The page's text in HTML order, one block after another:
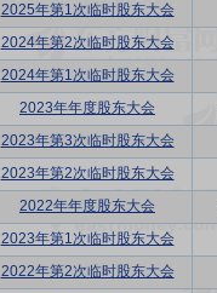
2025年第1次临时股东大会
2024年第2次临时股东大会
2024年第1次临时股东大会
2023年年度股东大会
2023年第3次临时股东大会
2023年第2次临时股东大会
2022年年度股东大会
2023年第1次临时股东大会
2022年第2次临时股东大会